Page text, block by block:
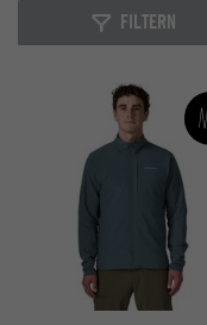
FILTERN